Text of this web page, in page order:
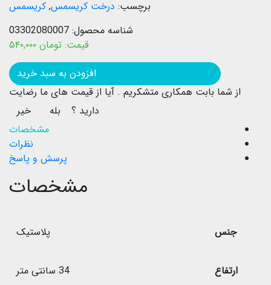
برچسب: درخت کریسمس, کریسمس
شناسه محصول: 03302080007
قیمت: تومان
از شما بابت همکاری متشکریم . آیا از قیمت های ما رضایت
دارید ؟
بله
خیر
مشخصات
نظرات
پرسش و پاسخ
مشخصات
جنس پلاستیک
ارتفاع 34 سانتی متر